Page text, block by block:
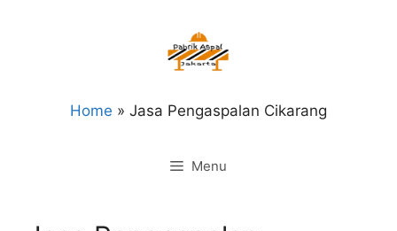
Home » Jasa Pengaspalan Cikarang
Menu